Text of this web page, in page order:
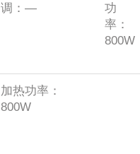
调：—
功
率：
800W
加热功率：
800W